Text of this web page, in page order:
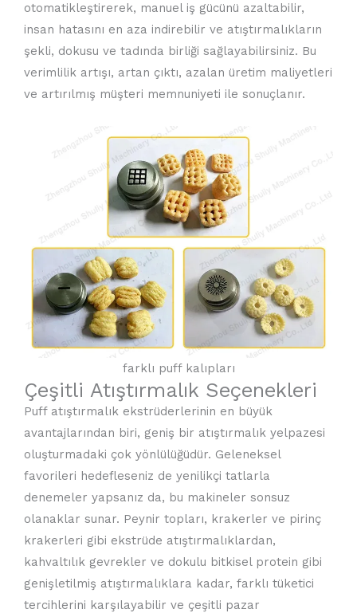
otomatikleştirerek, manuel iş gücünü azaltabilir,
insan hatasını en aza indirebilir ve atıştırmalıkların
şekli, dokusu ve tadında birliği sağlayabilirsiniz. Bu
verimlilik artışı, artan çıktı, azalan üretim maliyetleri
ve artırılmış müşteri memnuniyeti ile sonuçlanır.
farklı puff kalıpları
Çeşitli Atıştırmalık Seçenekleri
Puff atıştırmalık ekstrüderlerinin en büyük
avantajlarından biri, geniş bir atıştırmalık yelpazesi
oluşturmadaki çok yönlülüğüdür. Geleneksel
favorileri hedefleseniz de yenilikçi tatlarla
denemeler yapsanız da, bu makineler sonsuz
olanaklar sunar. Peynir topları, krakerler ve pirinç
krakerleri gibi ekstrüde atıştırmalıklardan,
kahvaltılık gevrekler ve dokulu bitkisel protein gibi
genişletilmiş atıştırmalıklara kadar, farklı tüketici
tercihlerini karşılayabilir ve çeşitli pazar